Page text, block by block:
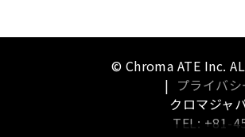
© Chroma ATE Inc.
| プライバ
クロマジャ
TEL: +81-